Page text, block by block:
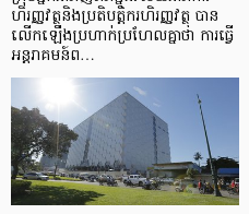
ហិរញ្ញវត្ថុ​និង​ប្រតិបត្តិករ​ហិរញ្ញ​វត្ថុ បាន​​
លើក​ឡើង​ប្រហាក់​ប្រហែល​គ្នា​ថា ការ​ធ្វើ​
អន្តរាគមន៍​ព…